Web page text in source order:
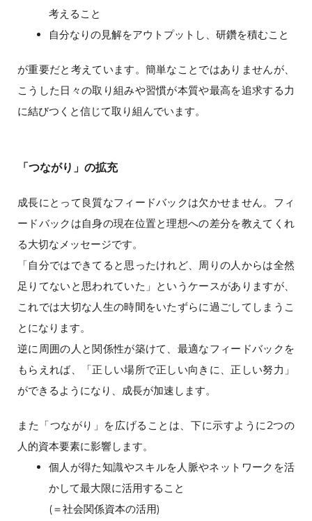
考えること
自分なりの見解をアウトプットし、研鑽を積むこと
が重要だと考えています。簡単なことではありませんが、
こうした日々の取り組みや習慣が本質や最高を追求する力
に結びつくと信じて取り組んでいます。
「つながり」の拡充
成長にとって良質なフィードバックは欠かせません。フィ
ードバックは自身の現在位置と理想への差分を教えてくれ
る大切なメッセージです。
「自分ではできてると思ったけれど、周りの人からは全然
足りてないと思われていた」というケースがありますが、
これでは大切な人生の時間をいたずらに過ごしてしまうこ
とになります。
逆に周囲の人と関係性が築けて、最適なフィードバックを
もらえれば、「正しい場所で正しい向きに、正しい努力」
ができるようになり、成長が加速します。
また「つながり」を広げることは、下に示すように2つの
人的資本要素に影響します。
個人が得た知識やスキルを人脈やネットワークを活
かして最大限に活用すること
(＝社会関係資本の活用)